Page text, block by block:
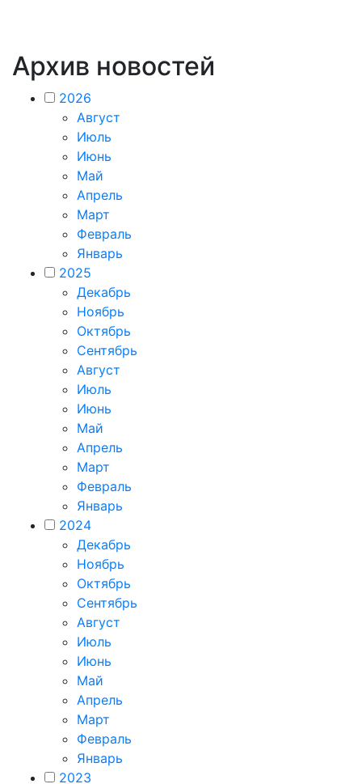
Архив новостей
2026
Август
Июль
Июнь
Май
Апрель
Март
Февраль
Январь
2025
Декабрь
Ноябрь
Октябрь
Сентябрь
Август
Июль
Июнь
Май
Апрель
Март
Февраль
Январь
2024
Декабрь
Ноябрь
Октябрь
Сентябрь
Август
Июль
Июнь
Май
Апрель
Март
Февраль
Январь
2023